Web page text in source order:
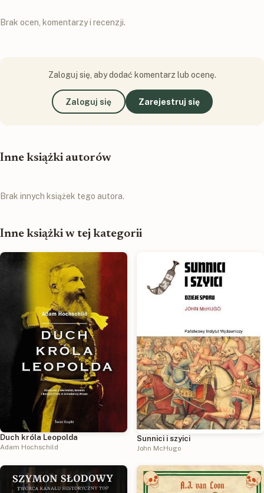
Brak ocen, komentarzy i recenzji.
Zaloguj się, aby dodać komentarz lub ocenę.
Zaloguj się Zarejestruj się
Inne książki autorów
Brak innych książek tego autora.
Inne książki w tej kategorii
Duch króla Leopolda
Adam Hochschild
Sunnici i szyici
John McHugo